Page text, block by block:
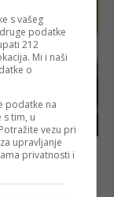
s vašeg
podatke
212
Mi i naši
o
podatke na
s tim, u
vezu pri
upravljanje
privatnosti i